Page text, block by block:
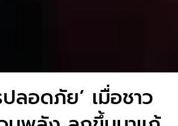
ปลอดภัย’ เมื่อชาว